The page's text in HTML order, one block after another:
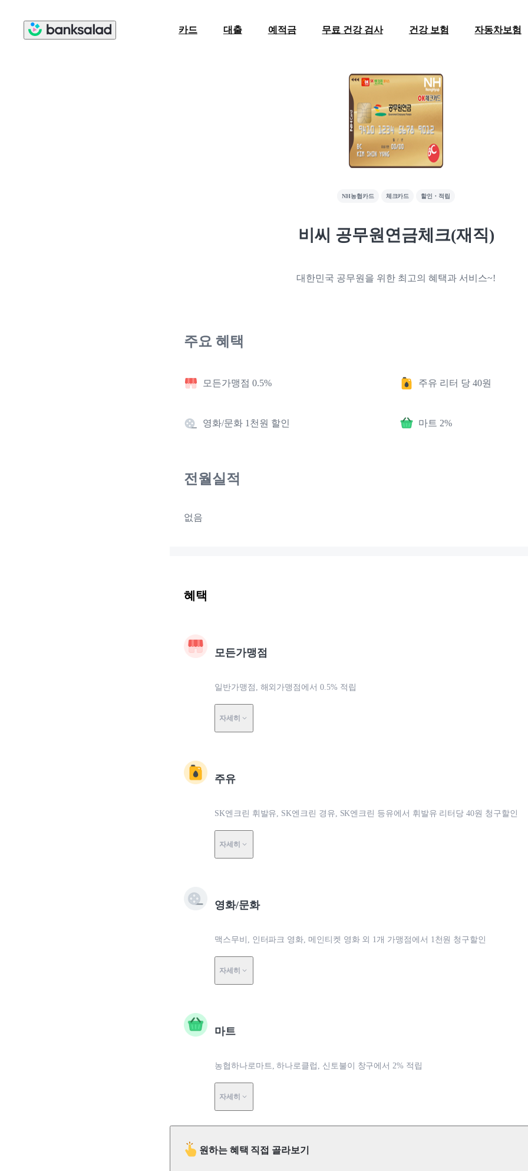
카드 대출 예적금 무료 건강 검사 건강 보험 자동차보험
NH농협카드 체크카드 할인・적립
비씨 공무원연금체크(재직)
대한민국 공무원을 위한 최고의 혜택과 서비스~!
주요 혜택
모든가맹점 0.5% 주유 리터 당 40원
영화/문화 1천원 할인 마트 2%
전월실적
없음
혜택
모든가맹점
일반가맹점, 해외가맹점에서 0.5% 적립
자세히
주유
SK엔크린 휘발유, SK엔크린 경유, SK엔크린 등유에서 휘발유 리터당 40원 청구할인
자세히
영화/문화
맥스무비, 인터파크 영화, 메인티켓 영화 외 1개 가맹점에서 1천원 청구할인
자세히
마트
농협하나로마트, 하나로클럽, 신토불이 창구에서 2% 적립
자세히
원하는 혜택 직접 골라보기